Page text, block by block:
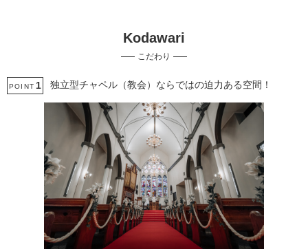
スタジオでの撮影
神社・寺院での撮影
人気スポットでの撮影
国内出張撮影
Kodawari
こだわり
POINT 1 独立型チャペル（教会）ならではの迫力ある空間！